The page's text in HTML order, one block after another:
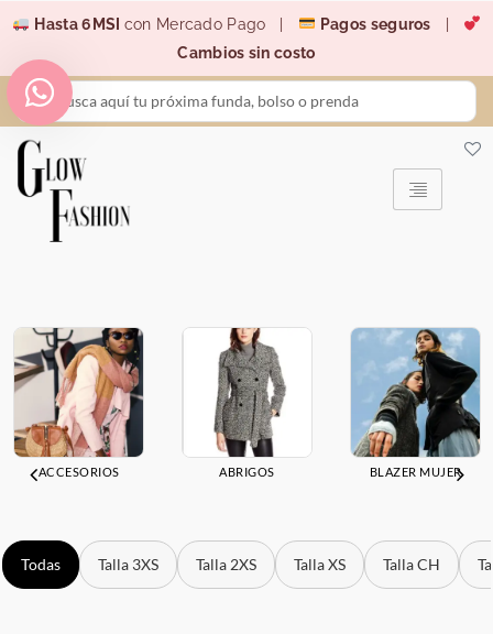
contenido
Hasta 6MSI con Mercado Pago | Pagos seguros
Cambios sin costo
Search
...
ACCESORIOS ABRIGOS BLAZER MUJER
Todas Talla 3XS Talla 2XS Talla XS Talla CH